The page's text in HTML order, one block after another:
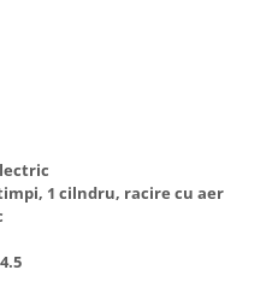
1 cilndru, racire cu aer